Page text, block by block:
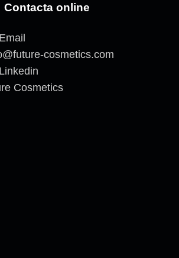
Contacta online
Email
cosmetics.com
Linkedin
Cosmetics